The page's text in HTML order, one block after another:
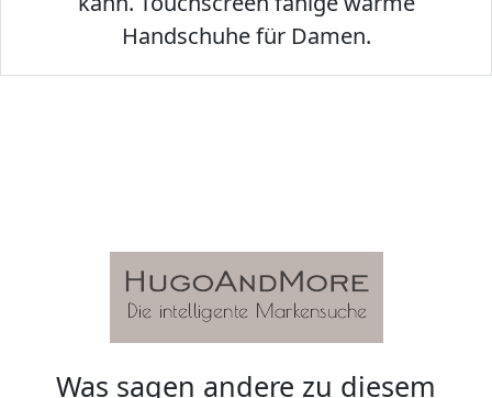
Handschuhe für Damen.
Was sagen andere zu diesem